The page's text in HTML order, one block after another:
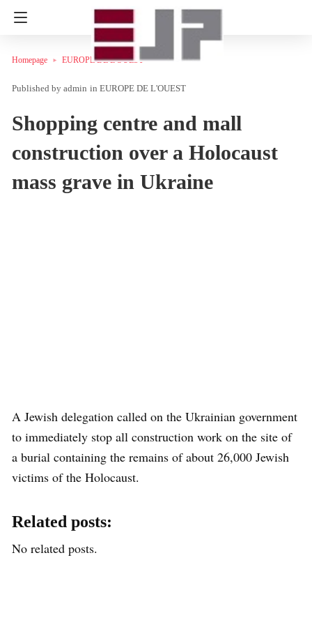
Homepage EUROPE DE L'OUEST
admin in EUROPE DE L'OUEST
Shopping centre and mall
construction over a Holocaust
mass grave in Ukraine
A Jewish delegation called on the Ukrainian government
to immediately stop all construction work on the site of
a burial containing the remains of about 26,000 Jewish
victims of the Holocaust.
Related posts:
No related posts.